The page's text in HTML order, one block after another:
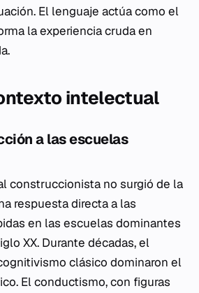
El lenguaje actúa como el
la experiencia cruda en
intelectual
a las escuelas
construccionista no surgió de la
respuesta directa a las
en las escuelas dominantes
XX. Durante décadas, el
clásico dominaron el
El conductismo, con figuras